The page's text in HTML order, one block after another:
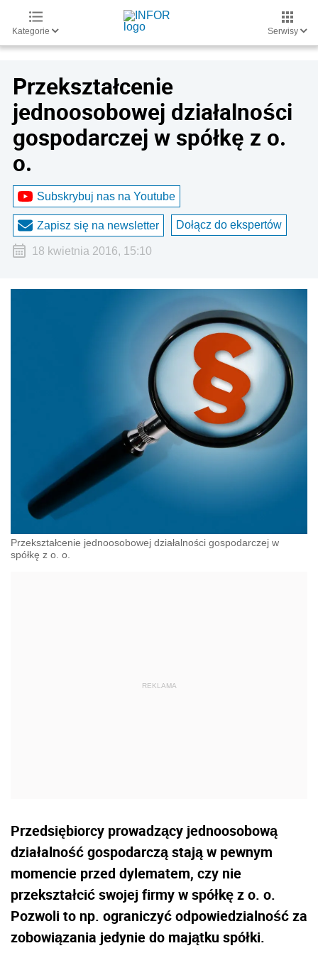
Kategorie Serwisy
Przekształcenie
jednoosobowej działalności
gospodarczej w spółkę z o.
o.
Subskrybuj nas na Youtube
Zapisz się na newsletter Dołącz do ekspertów
18 kwietnia 2016, 15:10
Przekształcenie jednoosobowej działalności gospodarczej w
spółkę z o. o.
Przedsiębiorcy prowadzący jednoosobową
działalność gospodarczą stają w pewnym
momencie przed dylematem, czy nie
przekształcić swojej firmy w spółkę z o. o.
Pozwoli to np. ograniczyć odpowiedzialność za
zobowiązania jedynie do majątku spółki.